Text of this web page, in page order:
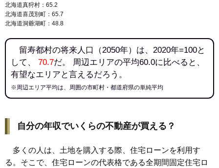
北海道真狩村：65.2
北海道喜茂別町：65.7
北海道洞爺湖町：48.8
留寿都村の将来人口（2050年）は、2020年=100と
して、 70.7だ。 周辺エリアの平均60.0に比べると、
有望なエリアと言えるだろう。
※周辺エリア平均は、周囲の市町村・都道府県の単純平均
自分の年収でいくらの不動産が買える？
多くの人は、土地を購入する際、住宅ローンを利用す
る。そこで、住宅ローンの代表格である全期間固定住宅ロ